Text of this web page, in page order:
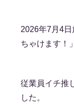
2026年7月4
ちゃけます！
従業員イチ推
した。